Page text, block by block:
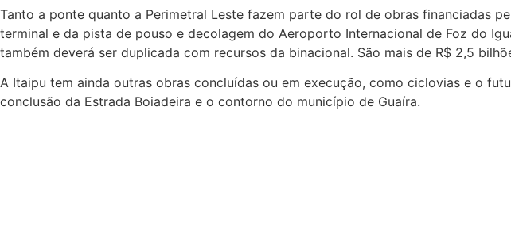
Tanto a ponte quanto a Perimetral Leste fazem parte do rol de obras financiadas
terminal e da pista de pouso e decolagem do Aeroporto Internacional de Foz do
também deverá ser duplicada com recursos da binacional. São mais de R$ 2,5
A Itaipu tem ainda outras obras concluídas ou em execução, como ciclovias e o
conclusão da Estrada Boiadeira e o contorno do município de Guaíra.